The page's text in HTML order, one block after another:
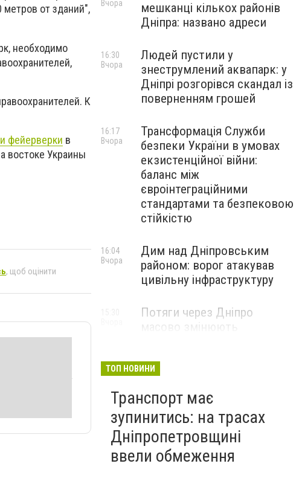
метров от зданий",
необходимо
К
фейерверки в
востоке Украины
, щоб оцінити
мешканці кількох районів
Дніпра: названо адреси
Вчора
Людей пустили у
знеструмлений аквапарк: у
Дніпрі розгорівся скандал із
поверненням грошей
16:30
Вчора
Трансформація Служби
безпеки України в умовах
екзистенційної війни:
баланс між
євроінтеграційними
стандартами та безпековою
стійкістю
16:17
Вчора
Дим над Дніпровським
районом: ворог атакував
цивільну інфраструктуру
16:04
Вчора
Потяги через Дніпро
ТОП НОВИНИ
Транспорт має
зупинитись: на трасах
Дніпропетровщині
ввели обмеження